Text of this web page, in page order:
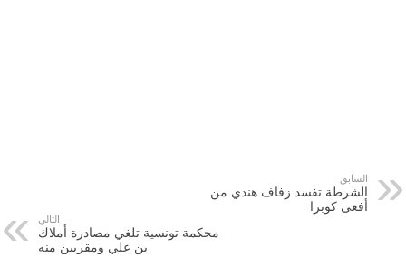
السابق
الشرطة تفسد زفاف هندي من
أفعى كوبرا
التالي
محكمة تونسية تلغي مصادرة أملاك
بن علي ومقربين منه